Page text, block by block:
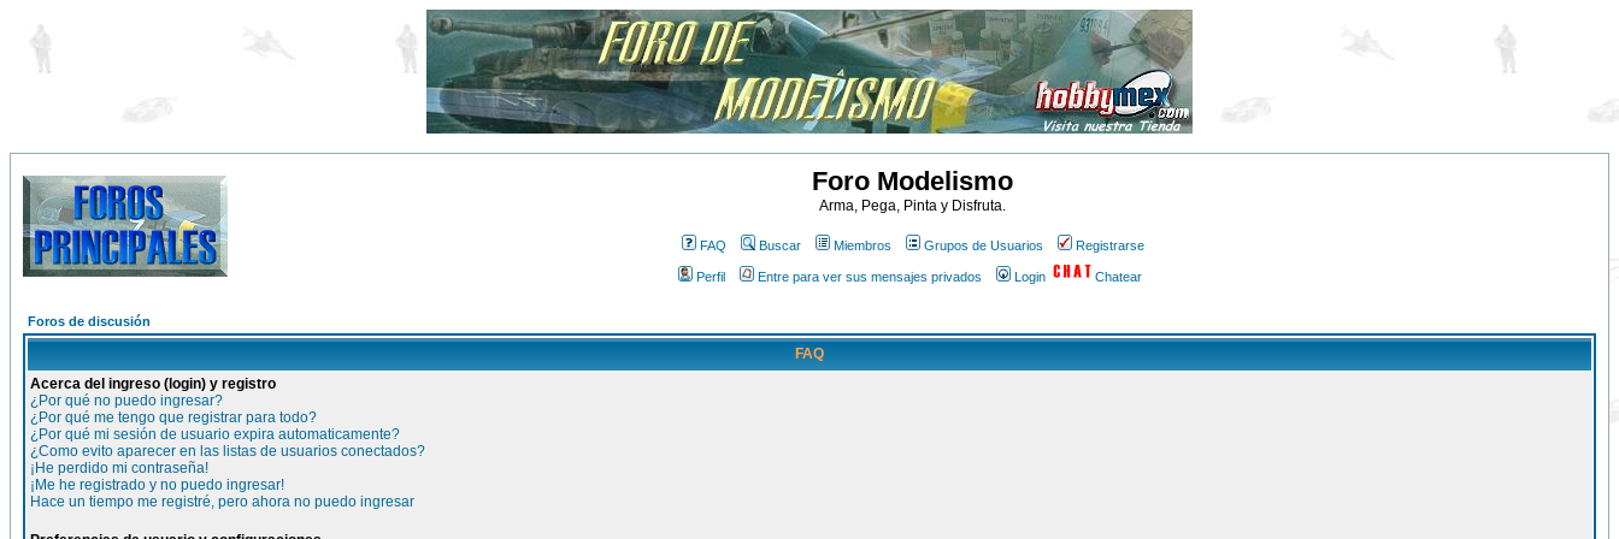
Foro Modelismo
Arma, Pega, Pinta y Disfruta.
FAQ Buscar Miembros Grupos de Usuarios Registrarse
Perfil Entre para ver sus mensajes privados Login Chatear
Foros de discusión
FAQ
Acerca del ingreso (login) y registro
¿Por qué no puedo ingresar?
¿Por qué me tengo que registrar para todo?
¿Por qué mi sesión de usuario expira automaticamente?
¿Como evito aparecer en las listas de usuarios conectados?
¡He perdido mi contraseña!
¡Me he registrado y no puedo ingresar!
Hace un tiempo me registré, pero ahora no puedo ingresar